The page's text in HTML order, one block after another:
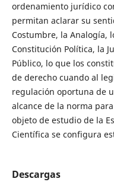
ordenamiento jurídico
permitan aclarar su
Costumbre, la Analogía,
Constitución Política, la
Público, lo que los
de derecho cuando al
regulación oportuna de
alcance de la norma
objeto de estudio de la
Científica se configura
Descargas